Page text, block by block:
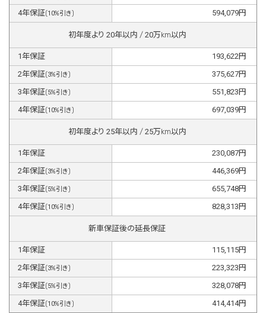
4年保証(10%引き) 594,079円
初年度より 20年以内 / 20万km以内
1年保証 193,622円
2年保証(3%引き) 375,627円
3年保証(5%引き) 551,823円
4年保証(10%引き) 697,039円
初年度より 25年以内 / 25万km以内
1年保証 230,087円
2年保証(3%引き) 446,369円
3年保証(5%引き) 655,748円
4年保証(10%引き) 828,313円
新車保証後の延長保証
1年保証 115,115円
2年保証(3%引き) 223,323円
3年保証(5%引き) 328,078円
4年保証(10%引き) 414,414円